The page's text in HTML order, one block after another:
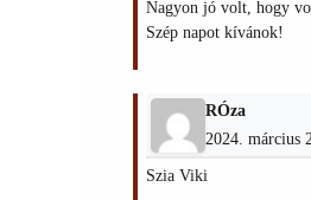
Nagyon jó volt, hogy
Szép napot kívánok!
RÓza
2024. március
Szia Viki